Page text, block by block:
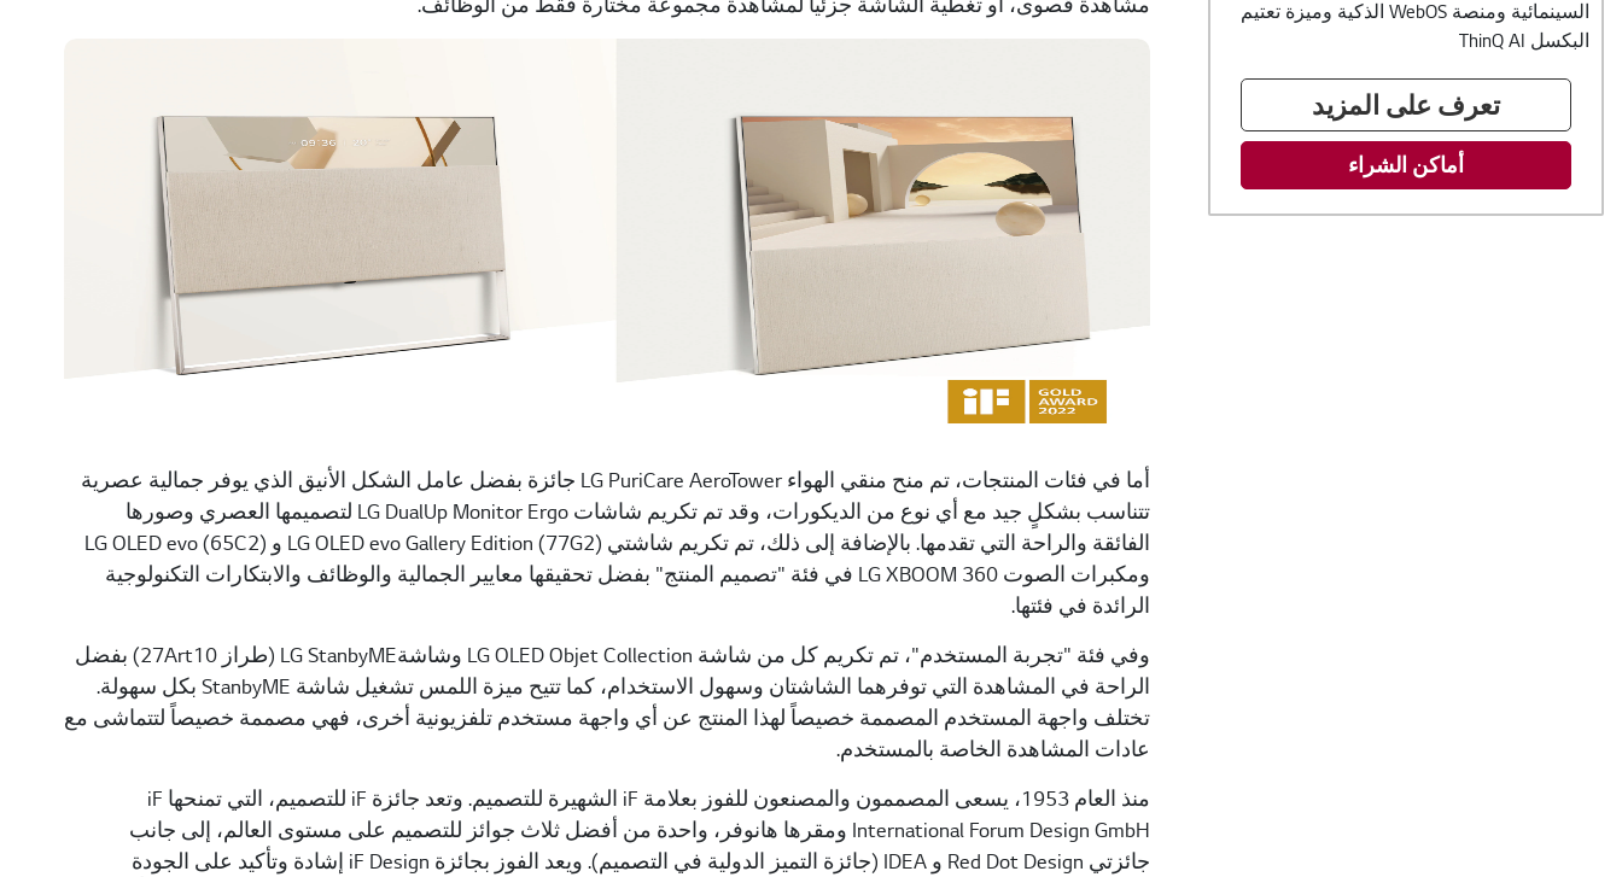
أما في فئات المنتجات، تم منح منقي الهواء LG PuriCare AeroTower جائزة بفضل عامل الشكل الأنيق الذي يوفر جمالية عصرية
تتناسب بشكلٍ جيد مع أي نوع من الديكورات، وقد تم تكريم شاشات LG DualUp Monitor Ergo لتصميمها العصري وصورها
الفائقة والراحة التي تقدمها. بالإضافة إلى ذلك، تم تكريم شاشتي LG OLED evo Gallery Edition (77G2) و LG OLED evo (65C2)
ومكبرات الصوت LG XBOOM 360 في فئة "تصميم المنتج" بفضل تحقيقها معايير الجمالية والوظائف والابتكارات التكنولوجية
الرائدة في فئتها.
وفي فئة "تجربة المستخدم"، تم تكريم كل من شاشة LG OLED Objet Collection وشاشةLG StanbyME (طراز 27Art10) بفضل
الراحة في المشاهدة التي توفرهما الشاشتان وسهول الاستخدام، كما تتيح ميزة اللمس تشغيل شاشة StanbyME بكل سهولة.
تختلف واجهة المستخدم المصممة خصيصاً لهذا المنتج عن أي واجهة مستخدم تلفزيونية أخرى، فهي مصممة خصيصاً لتتماشى مع
عادات المشاهدة الخاصة بالمستخدم.
منذ العام 1953، يسعى المصممون والمصنعون للفوز بعلامة iF الشهيرة للتصميم. وتعد جائزة iF للتصميم، التي تمنحها iF
International Forum Design GmbH ومقرها هانوفر، واحدة من أفضل ثلاث جوائز للتصميم على مستوى العالم، إلى جانب
جائزتي Red Dot Design و IDEA (جائزة التميز الدولية في التصميم). ويعد الفوز بجائزة iF Design إشادة وتأكيد على الجودة
السينمائية ومنصة WebOS الذكية وميزة تعتيم
البكسل ThinQ AI
تعرف على المزيد
أماكن الشراء